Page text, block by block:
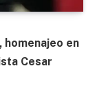
homenajeo en
Cesar